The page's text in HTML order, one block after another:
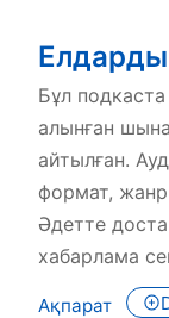
Бұл
алынған
айтылған.
формат,
Әдетте
хабарлама
Ақпарат